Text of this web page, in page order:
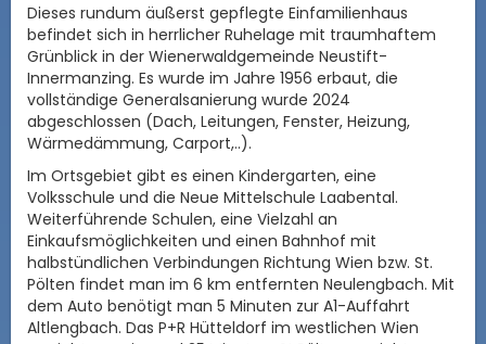
Dieses rundum äußerst gepflegte Einfamilienhaus
befindet sich in herrlicher Ruhelage mit traumhaftem
Grünblick in der Wienerwaldgemeinde Neustift-
Innermanzing. Es wurde im Jahre 1956 erbaut, die
vollständige Generalsanierung wurde 2024
abgeschlossen (Dach, Leitungen, Fenster, Heizung,
Wärmedämmung, Carport,..).
Im Ortsgebiet gibt es einen Kindergarten, eine
Volksschule und die Neue Mittelschule Laabental.
Weiterführende Schulen, eine Vielzahl an
Einkaufsmöglichkeiten und einen Bahnhof mit
halbstündlichen Verbindungen Richtung Wien bzw. St.
Pölten findet man im 6 km entfernten Neulengbach. Mit
dem Auto benötigt man 5 Minuten zur A1-Auffahrt
Altlengbach. Das P+R Hütteldorf im westlichen Wien